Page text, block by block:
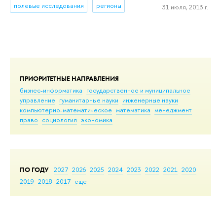
ПРИОРИТЕТНЫЕ НАПРАВЛЕНИЯ
бизнес-информатика государственное и муниципальное
управление гуманитарные науки инженерные науки
компьютерно-математическое математика менеджмент
право социология экономика
ПО ГОДУ 2027 2026 2025 2024 2023 2022 2021 2020
2019 2018 2017 еще
полевые исследования регионы 31 июля, 2013 г.